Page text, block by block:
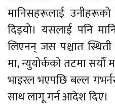
मानिसहरूलाई
दिइयो। यसलाई पनि
लिएनन् जस पश्चात स्थिती
मा, न्युयोर्कको तटमा
भाइरल भएपछि बल्ल
साथ लागू गर्न आदेश दिए।